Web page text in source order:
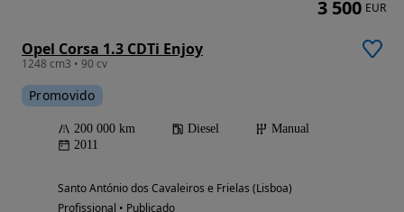
Opel Corsa 1.3 CDTi Enjoy
1248 cm3 • 90 cv
Promovido
200 000 km Diesel
Manual
2011
Santo António dos Cavaleiros e Frielas (Lisboa)
Profissional • Publicado
3 500 EUR